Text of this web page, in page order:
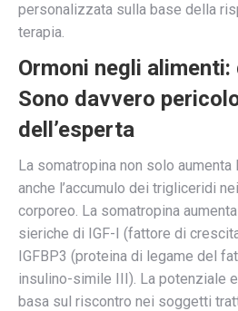
personalizzata sulla base della
terapia.
Ormoni negli alimenti:
Sono davvero
dell’esperta
La somatropina non solo
anche l’accumulo dei trigliceridi
corporeo. La somatropina
sieriche di IGF-I (fattore di
IGFBP3 (proteina di legame del
insulino-simile III). La potenziale
basa sul riscontro nei soggetti